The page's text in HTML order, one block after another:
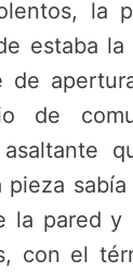
la
estaba
de
de
pieza
la pared y
con el